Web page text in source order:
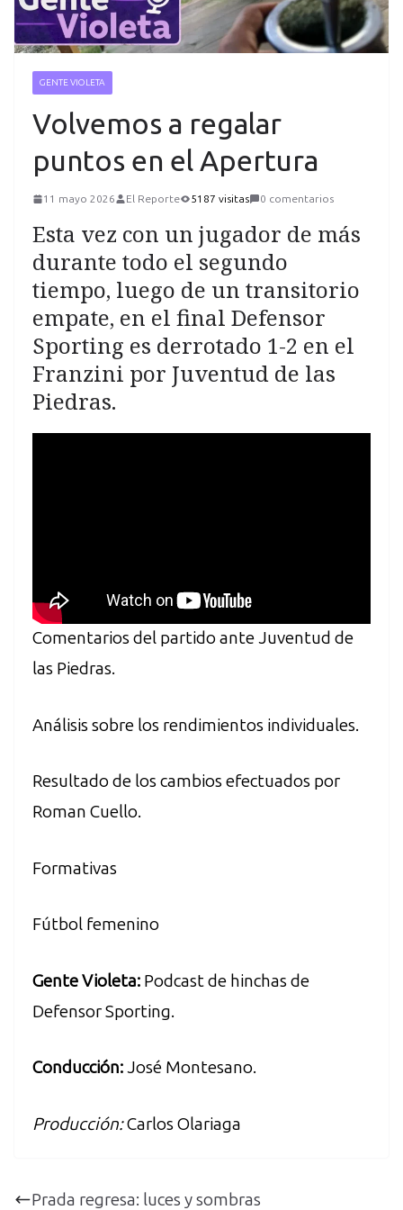
GENTE VIOLETA
Volvemos a regalar
puntos en el Apertura
11 mayo 2026 El Reporte 5187 visitas 0 comentarios
Esta vez con un jugador de más
durante todo el segundo
tiempo, luego de un transitorio
empate, en el final Defensor
Sporting es derrotado 1-2 en el
Franzini por Juventud de las
Piedras.
Comentarios del partido ante Juventud de
las Piedras.
Análisis sobre los rendimientos individuales.
Resultado de los cambios efectuados por
Roman Cuello.
Formativas
Fútbol femenino
Gente Violeta: Podcast de hinchas de
Defensor Sporting.
Conducción:José Montesano.
Producción:Carlos Olariaga
Prada regresa: luces y sombras